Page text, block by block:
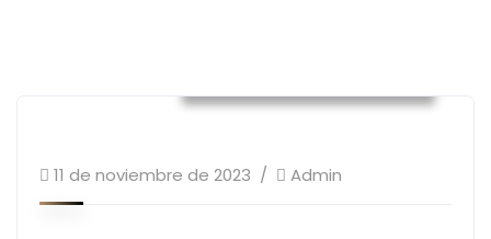
11 de noviembre de 2023 Admin